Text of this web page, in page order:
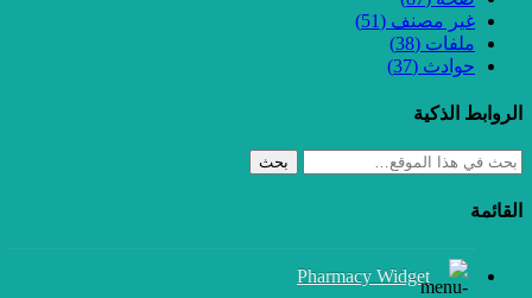
غير مصنف (51)
ملفات (38)
حوادث (37)
الروابط الذكية
بحث
القائمة
Pharmacy Widget